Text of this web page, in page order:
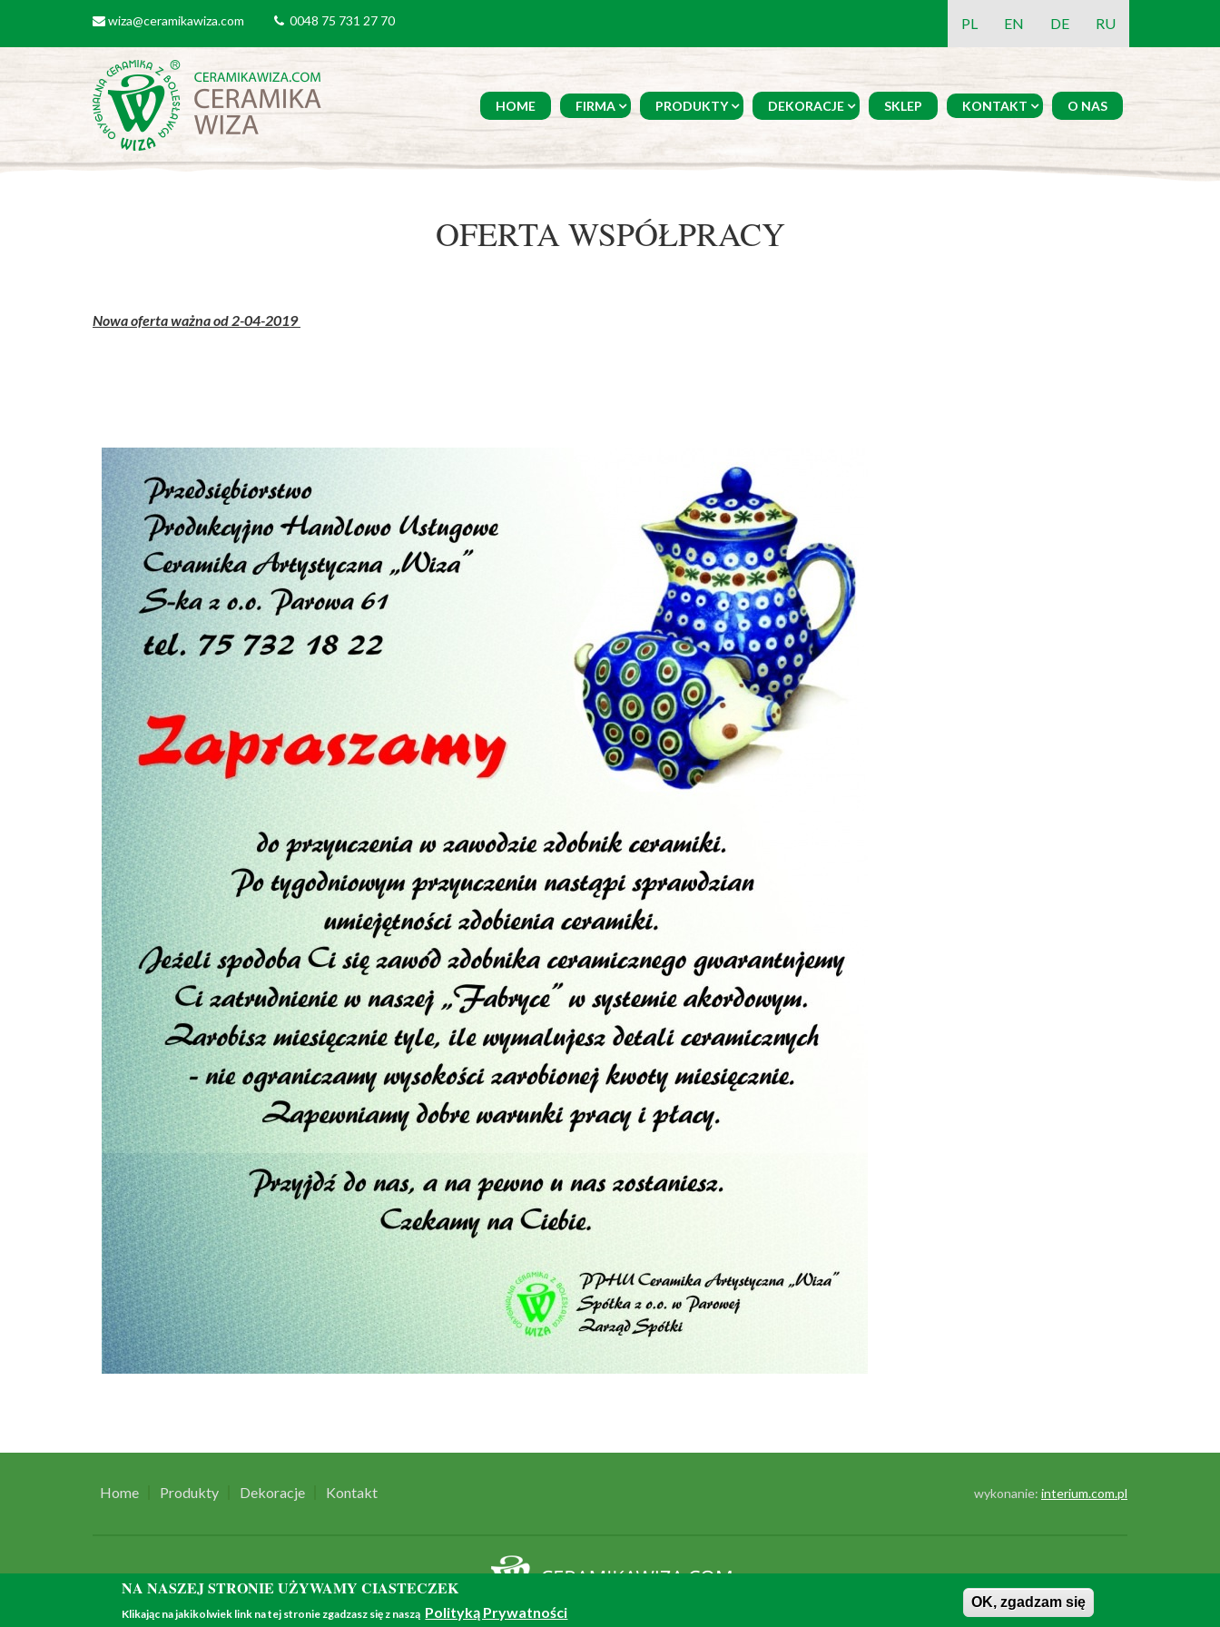
email
wiza@ceramikawiza.com tel0048 75 731 27 70 PL EN DE RU
HOME FIRMA PRODUKTY DEKORACJE SKLEP KONTAKT O NAS
OFERTA WSPÓŁPRACY
Nowa oferta ważna od 2-04-2019
Home Produkty Dekoracje Kontakt wykonanie: interium.com.pl
© 2018 - all rights reserved
NA NASZEJ STRONIE UŻYWAMY CIASTECZEK
Klikając na jakikolwiek link na tej stronie zgadzasz się z naszą Polityką Prywatności
OK, zgadzam się